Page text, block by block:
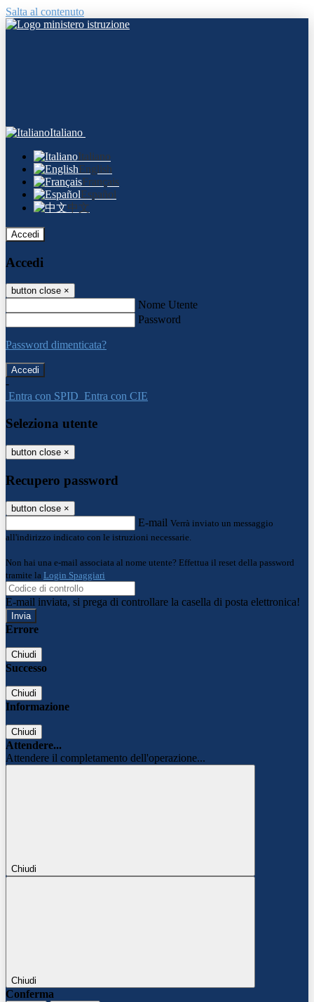
Salta al contenuto
Italiano
Italiano
English
Français
Español
中文
Accedi
Accedi
button close ×
Nome Utente
Password
Password dimenticata?
-
Entra con SPID Entra con CIE
Seleziona utente
button close ×
Recupero password
button close ×
E-mail Verrà inviato un messaggio
all'indirizzo indicato con le istruzioni necessarie.
Non hai una e-mail associata al nome utente? Effettua il reset della password
tramite la Login Spaggiari
E-mail inviata, si prega di controllare la casella di posta elettronica!
Errore
Chiudi
Successo
Chiudi
Informazione
Chiudi
Attendere...
Attendere il completamento dell'operazione...
Chiudi
Chiudi
Conferma